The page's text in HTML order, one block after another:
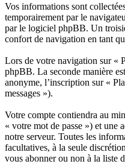
Vos informations sont
temporairement par le
par le logiciel phpBB. Un
confort de navigation en tant
Lors de votre navigation sur «
phpBB. La seconde manière
anonyme, l’inscription sur «
messages »).
Votre compte contiendra au
« votre mot de passe ») et une
notre serveur. Toutes les
facultatives, à la seule
vous abonner ou non à la liste